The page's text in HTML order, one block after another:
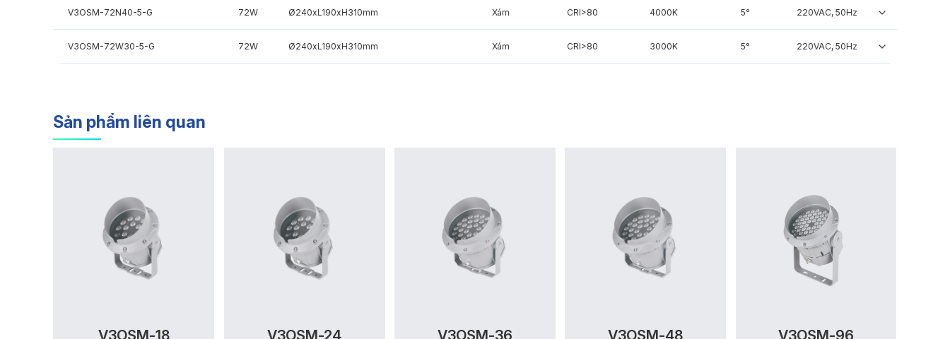
V3OSM-72N40-5-G 72W Ø240xL190xH310mm Xám CRI>80 4000K 5° 220VAC, 50Hz
V3OSM-72W30-5-G 72W Ø240xL190xH310mm Xám CRI>80 3000K 5° 220VAC, 50Hz
Sản phẩm liên quan
V3OSM-18 V3OSM-24 V3OSM-36 V3OSM-48 V3OSM-96